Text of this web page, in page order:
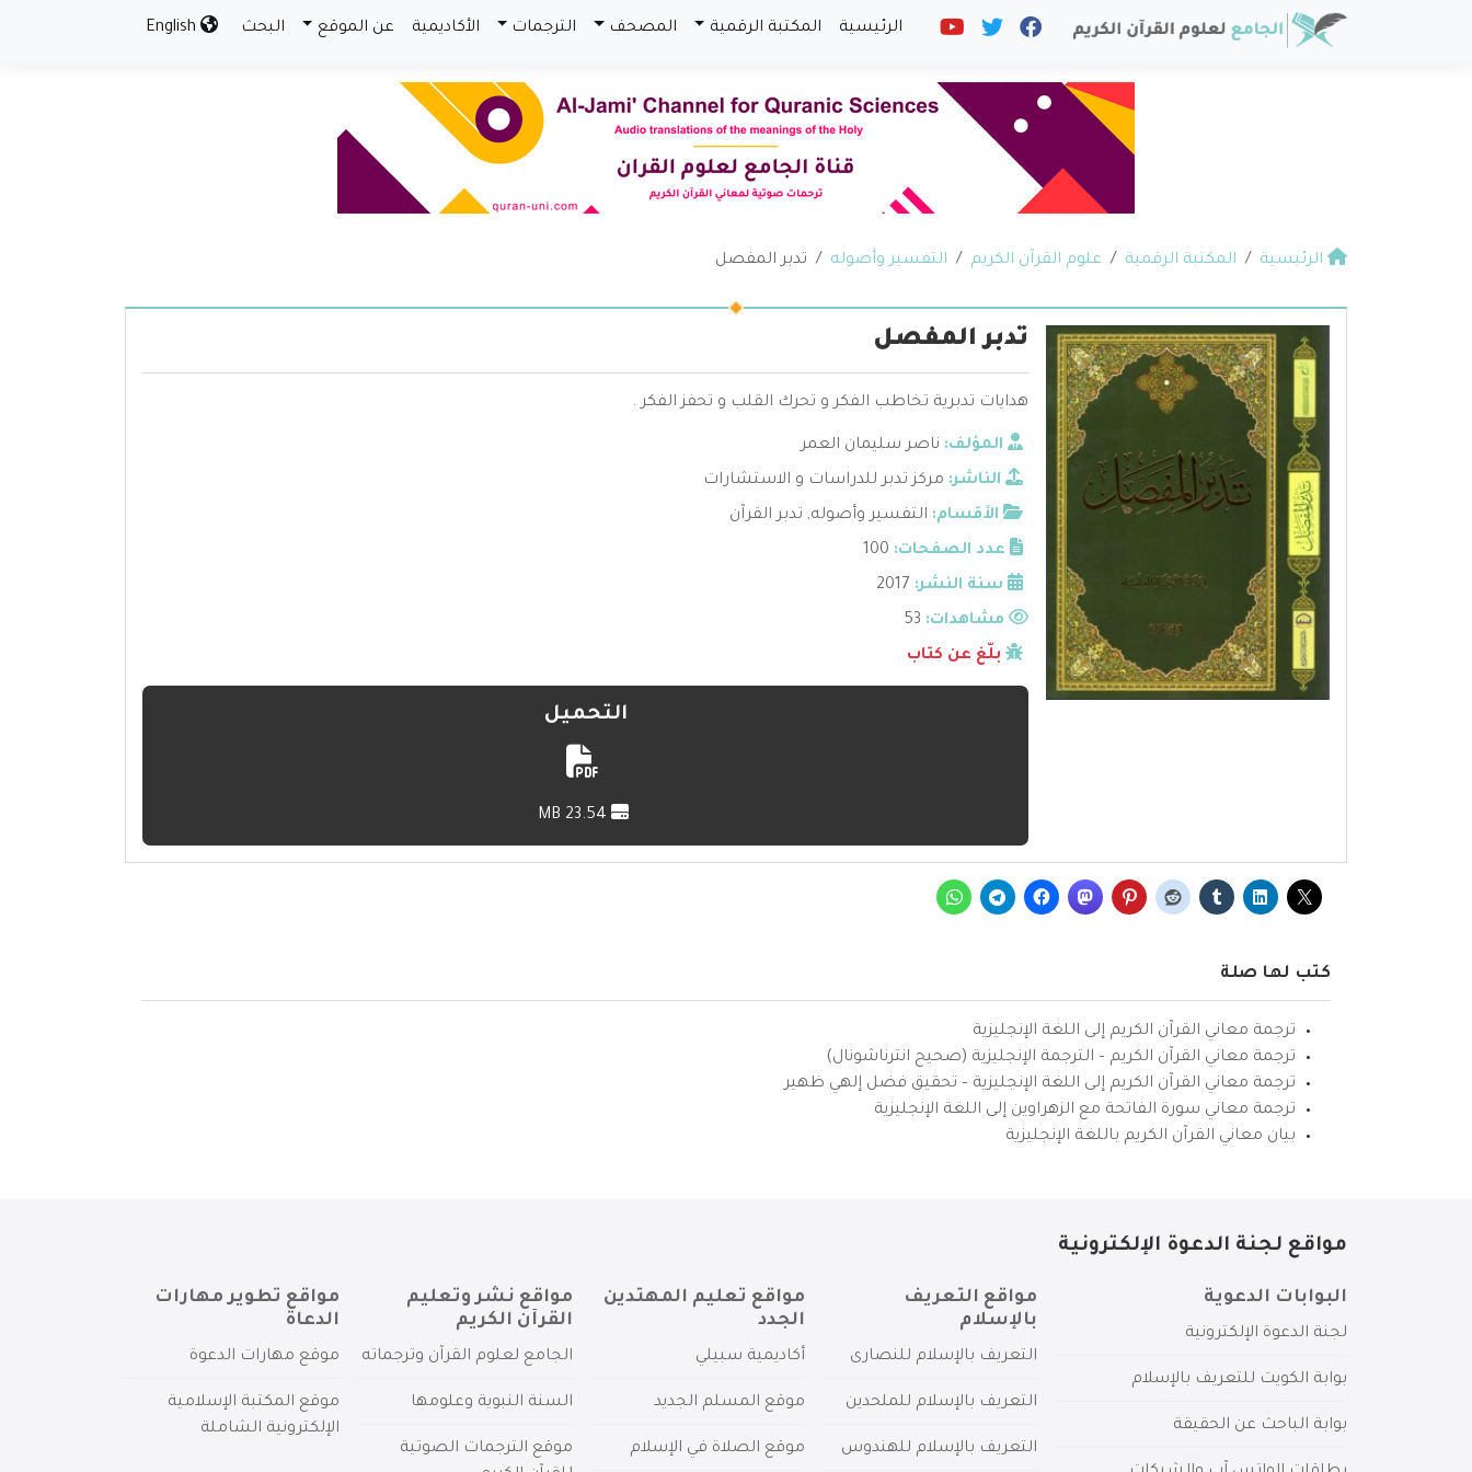
الرئيسية المكتبة الرقمية المصحف الترجمات الأكاديمية عن الموقع البحث
الرئيسية المكتبة الرقمية علوم القرآن الكريم التفسير وأصوله تدبر المفصل
تدبر المفصل
هدايات تدبرية تخاطب الفكر و تحرك القلب و تحفز الفكر .
المؤلف: ناصر سليمان العمر
الناشر: مركز تدبر للدراسات و الاستشارات
الأقسام: التفسير وأصوله, تدبر القرآن
عدد الصفحات: 100
سنة النشر: 2017
مشاهدات:
بلّغ عن كتاب
التحميل
كتب لها صلة
ترجمة معاني القرآن الكريم إلى اللغة الإنجليزية
ترجمة معاني القرآن الكريم – الترجمة الإنجليزية (صحيح انترناشونال)
ترجمة معاني القرآن الكريم إلى اللغة الإنجليزية – تحقيق فضل إلهي ظهير
ترجمة معاني سورة الفاتحة مع الزهراوين إلى اللغة الإنجليزية
بيان معاني القرآن الكريم باللغة الإنجليزية
مواقع لجنة الدعوة الإلكترونية
البوابات الدعوية
لجنة الدعوة الإلكترونية
بوابة الكويت للتعريف بالإسلام
بوابة الباحث عن الحقيقة
مواقع التعريف
بالإسلام
التعريف بالإسلام للنصارى
التعريف بالإسلام للملحدين
التعريف بالإسلام للهندوس
مواقع تعليم المهتدين
الجدد
أكاديمية سبيلي
موقع المسلم الجديد
موقع الصلاة في الإسلام
مواقع نشر وتعليم
القرآن الكريم
الجامع لعلوم القرآن وترجماته
السنة النبوية وعلومها
موقع الترجمات الصوتية
مواقع تطوير مهارات
الدعاة
موقع مهارات الدعوة
موقع المكتبة الإسلامية
الإلكترونية الشاملة